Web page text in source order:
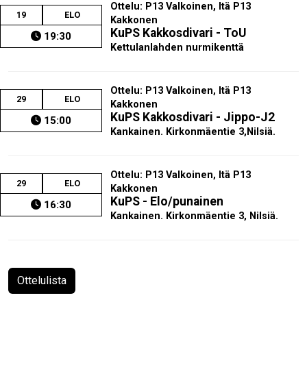
19 ELO
19:30
Ottelu: P13 Valkoinen, Itä P13
Kakkonen
KuPS Kakkosdivari - ToU
Kettulanlahden nurmikenttä
29 ELO
15:00
Ottelu: P13 Valkoinen, Itä P13
Kakkonen
KuPS Kakkosdivari - Jippo-J2
Kankainen. Kirkonmäentie 3,Nilsiä.
29 ELO
16:30
Ottelu: P13 Valkoinen, Itä P13
Kakkonen
KuPS - Elo/punainen
Kankainen. Kirkonmäentie 3, Nilsiä.
Ottelulista